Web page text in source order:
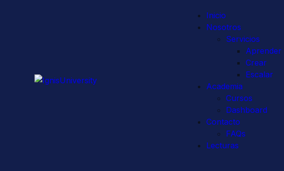
Inicio
Nosotros
Servicios
Aprender
Crear
Escalar
Academia
Cursos
Dashboard
Contacto
FAQs
Lecturas